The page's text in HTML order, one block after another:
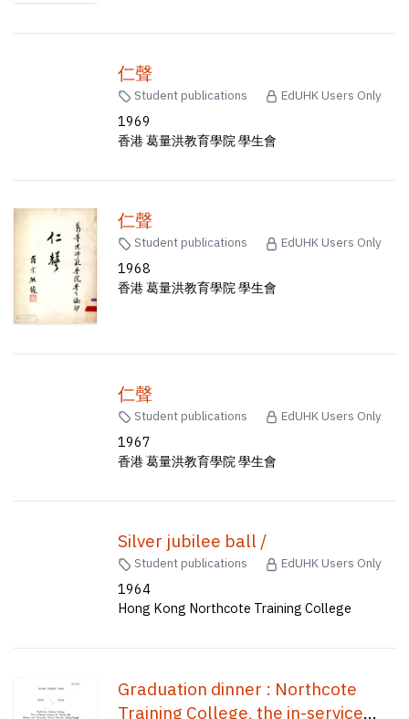
仁聲
Student publications EdUHK Users Only
1969
香港 葛量洪教育學院 學生會
仁聲
Student publications EdUHK Users Only
1968
香港 葛量洪教育學院 學生會
仁聲
Student publications EdUHK Users Only
1967
香港 葛量洪教育學院 學生會
Silver jubilee ball /
Student publications EdUHK Users Only
1964
Hong Kong Northcote Training College